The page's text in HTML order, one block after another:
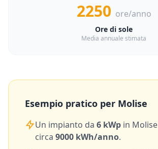
2250 ore/anno
Ore di sole
Media annuale stimata
Esempio pratico per Molise
Un impianto da 6 kWp in Molise
circa 9000 kWh/anno.